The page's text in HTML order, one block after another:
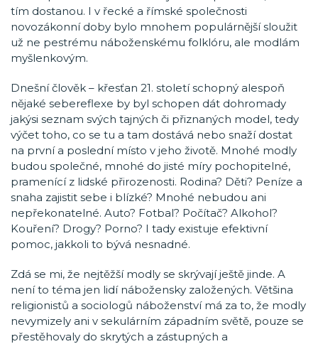
tím dostanou. I v řecké a římské společnosti
novozákonní doby bylo mnohem populárnější sloužit
už ne pestrému náboženskému folklóru, ale modlám
myšlenkovým.
Dnešní člověk – křesťan 21. století schopný alespoň
nějaké sebereflexe by byl schopen dát dohromady
jakýsi seznam svých tajných či přiznaných model, tedy
výčet toho, co se tu a tam dostává nebo snaží dostat
na první a poslední místo v jeho životě. Mnohé modly
budou společné, mnohé do jisté míry pochopitelné,
pramenící z lidské přirozenosti. Rodina? Děti? Peníze a
snaha zajistit sebe i blízké? Mnohé nebudou ani
nepřekonatelné. Auto? Fotbal? Počítač? Alkohol?
Kouření? Drogy? Porno? I tady existuje efektivní
pomoc, jakkoli to bývá nesnadné.
Zdá se mi, že nejtěžší modly se skrývají ještě jinde. A
není to téma jen lidí nábožensky založených. Většina
religionistů a sociologů náboženství má za to, že modly
nevymizely ani v sekulárním západním světě, pouze se
přestěhovaly do skrytých a zástupných a